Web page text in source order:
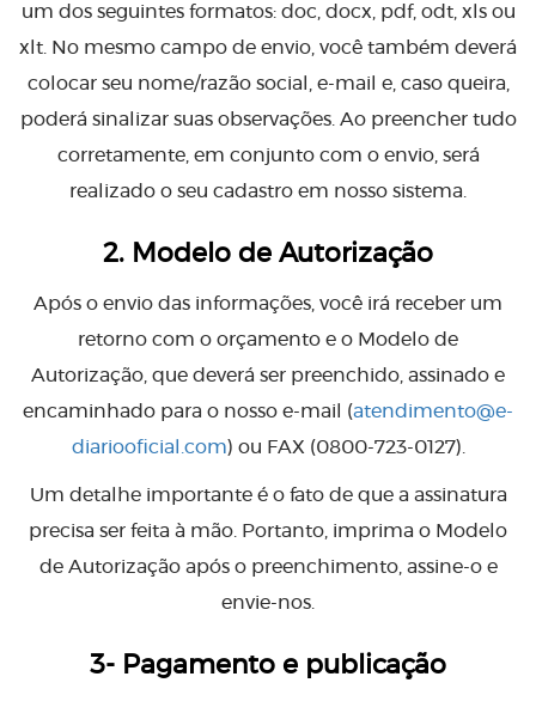
um dos seguintes formatos: doc, docx, pdf, odt, xls ou
xlt.
No mesmo campo de envio, você também deverá
colocar seu nome/razão social, e-mail e, caso queira,
poderá sinalizar suas observações. Ao preencher tudo
corretamente, em conjunto com o envio, será
realizado o seu cadastro em nosso sistema.
2. Modelo de Autorização
Após o envio das informações, você irá receber um
retorno com o orçamento e o Modelo de
Autorização, que deverá ser preenchido, assinado e
encaminhado para o nosso e-mail (atendimento@e-
diariooficial.com) ou FAX (0800-723-0127)
Um detalhe importante é o fato de que a assinatura
precisa ser feita à mão. Portanto, imprima o Modelo
de Autorização após o preenchimento, assine-o e
envie-nos.
3- Pagamento e publicação